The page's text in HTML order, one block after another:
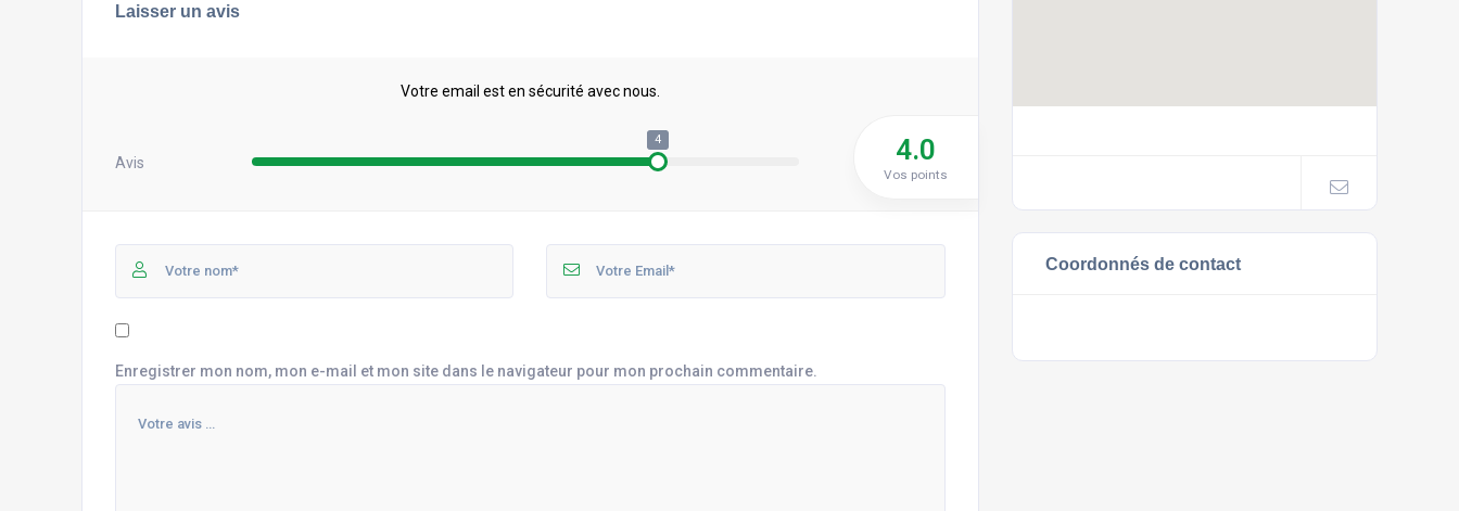
Laisser un avis
Votre email est en sécurité avec nous.
Avis
4 4.0
Vos points
Enregistrer mon nom, mon e-mail et mon site dans le navigateur pour mon prochain commentaire.
Coordonnés de contact